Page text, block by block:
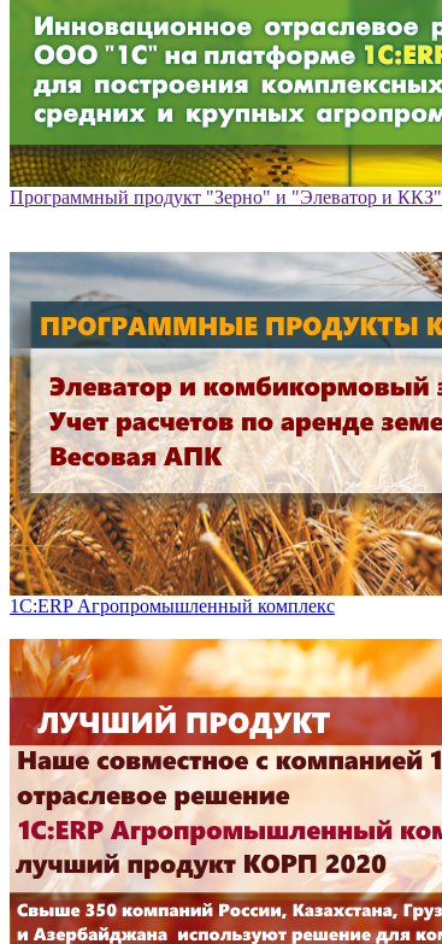
Программный продукт "Зерно" и "Элеватор и ККЗ"
1С:ERP Агропромышленный комплекс